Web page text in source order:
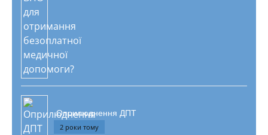
Оприлюднення ДПТ
2 роки тому